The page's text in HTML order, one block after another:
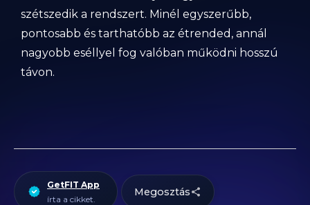
szétszedik a rendszert. Minél egyszerűbb,
pontosabb és tarthatóbb az étrended, annál
nagyobb eséllyel fog valóban működni hosszú
távon.
GetFIT App
írta a cikket.
Megosztás